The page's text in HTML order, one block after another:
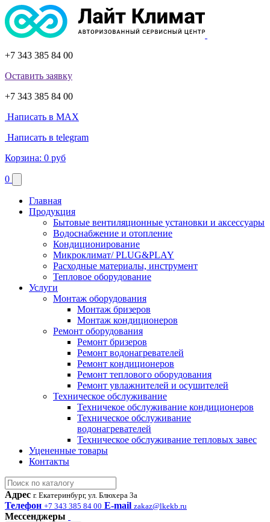
+7 343 385 84 00
Оставить заявку
+7 343 385 84 00
Написать в MAX
Написать в telegram
Корзина: 0 руб
0
Главная
Продукция
Бытовые вентиляционные установки и аксессуары
Водоснабжение и отопление
Кондиционирование
Микроклимат/ PLUG&PLAY
Расходные материалы, инструмент
Тепловое оборудование
Услуги
Монтаж оборудования
Монтаж бризеров
Монтаж кондиционеров
Ремонт оборудования
Ремонт бризеров
Ремонт водонагревателей
Ремонт кондиционеров
Ремонт теплового оборудования
Ремонт увлажнителей и осушителей
Техническое обслуживание
Техничекое обслуживание кондиционеров
Техническое обслуживание
водонагревателей
Техническое обслуживание тепловых завес
Уцененные товары
Контакты
Адрес г. Екатеринбург, ул. Блюхера 3а
Телефон +7 343 385 84 00 E-mail zakaz@lkekb.ru
Мессенджеры